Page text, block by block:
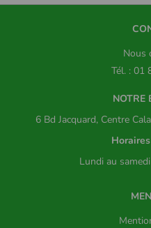
Nous
Tél. : 01
NOTRE
6 Bd Jacquard, Centre
Lundi au